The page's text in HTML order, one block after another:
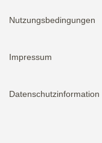
Nutzungsbedingungen
Impressum
Datenschutzinformation